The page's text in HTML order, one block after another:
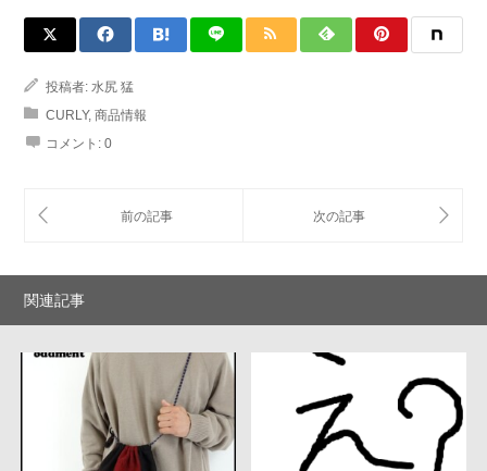
投稿者: 水尻 猛
CURLY, 商品情報
コメント: 0
関連記事